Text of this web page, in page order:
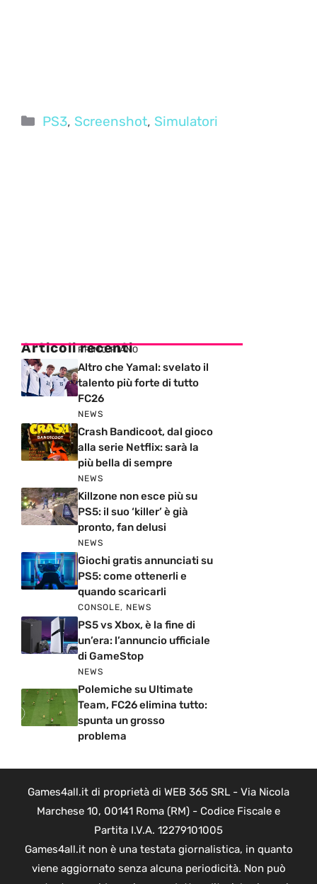
Categorie
PS3, Screenshot, Simulatori
Articoli recenti
PRIMO PIANO
Altro che Yamal: svelato il
talento più forte di tutto
FC26
NEWS
Crash Bandicoot, dal gioco
alla serie Netflix: sarà la
più bella di sempre
NEWS
Killzone non esce più su
PS5: il suo ‘killer’ è già
pronto, fan delusi
NEWS
Giochi gratis annunciati su
PS5: come ottenerli e
quando scaricarli
CONSOLE, NEWS
PS5 vs Xbox, è la fine di
un’era: l’annuncio ufficiale
di GameStop
NEWS
Polemiche su Ultimate
Team, FC26 elimina tutto:
spunta un grosso
problema
Games4all.it di proprietà di WEB 365 SRL - Via Nicola
Marchese 10, 00141 Roma (RM) - Codice Fiscale e
Partita I.V.A. 12279101005
Games4all.it non è una testata giornalistica, in quanto
viene aggiornato senza alcuna periodicità. Non può